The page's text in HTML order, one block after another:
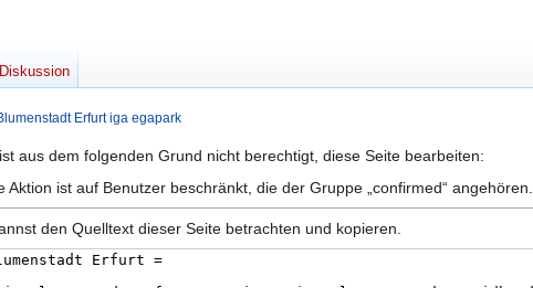
Erfurt iga egapark
aus dem folgenden Grund nicht berechtigt, diese Seite bearbeiten:
Aktion ist auf Benutzer beschränkt, die der Gruppe „confirmed“ angehören.
den Quelltext dieser Seite betrachten und kopieren.
Diskussion